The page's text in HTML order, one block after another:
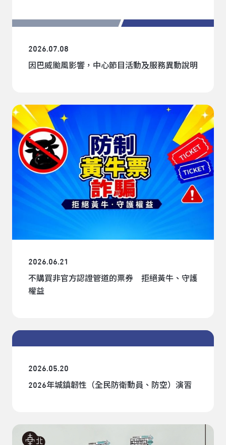
2026.07.08
因巴威颱風影響，中心節目活動及服務異動說明
2026.06.21
不購買非官方認證管道的票券 拒絕黃牛、守護
權益
2026.05.20
2026年城鎮韌性（全民防衛動員、防空）演習